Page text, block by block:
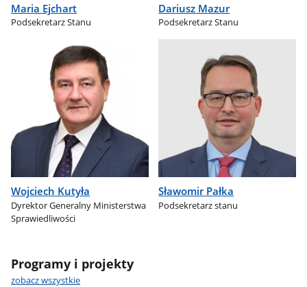
Maria Ejchart
Podsekretarz Stanu
Dariusz Mazur
Podsekretarz Stanu
Wojciech Kutyła
Dyrektor Generalny Ministerstwa
Sprawiedliwości
Sławomir Pałka
Podsekretarz stanu
Programy i projekty
zobacz wszystkie